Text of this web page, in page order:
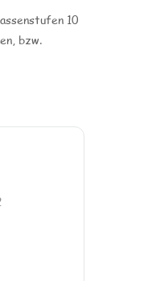
10
bzw.